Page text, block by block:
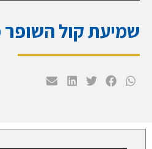
שמיעת קול